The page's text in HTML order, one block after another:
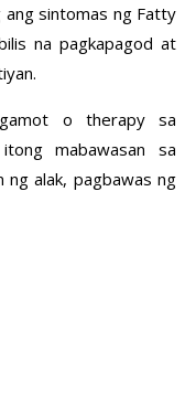
ang sintomas ng Fatty
na pagkapagod at
o therapy sa
mabawasan sa
ng alak, pagbawas ng